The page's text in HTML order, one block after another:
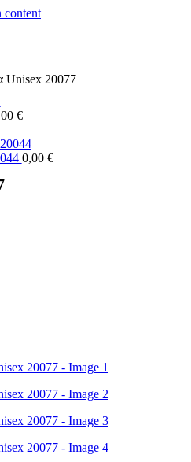
content
Unisex 20077
€
0,00 €